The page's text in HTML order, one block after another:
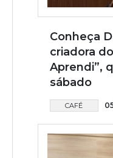
Conheça
criadora
Aprendi”,
sábado
CAFÉ